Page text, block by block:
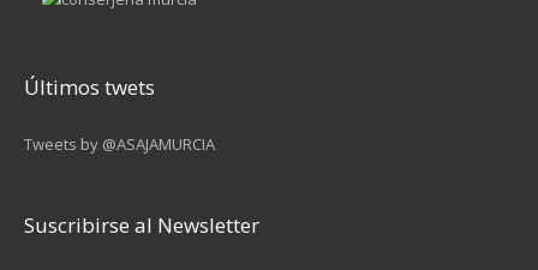
Últimos twets
Tweets by @ASAJAMURCIA
Suscribirse al Newsletter